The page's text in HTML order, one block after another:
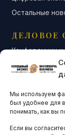
Мы используем
был удобнее для
понимать, как вы
Если вы
Остальные
ДЕЛОВОЕ
Конференции
Бизнес-клубы
Остальные